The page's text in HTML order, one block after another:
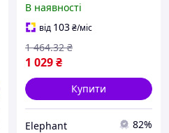
кріплення для
відеоспостереження
опора 1 шт кріплення для
безпеки EPT
В наявності
від 103₴/міс
1 029₴
1 464.32 ₴
Купити
Elephant 82%